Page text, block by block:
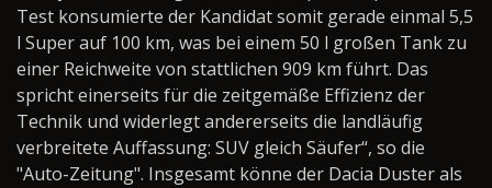
Test konsumierte der Kandidat somit gerade einmal 5,5
l Super auf 100 km, was bei einem 50 l großen Tank zu
einer Reichweite von stattlichen 909 km führt. Das
spricht einerseits für die zeitgemäße Effizienz der
Technik und widerlegt andererseits die landläufig
verbreitete Auffassung: SUV gleich Säufer“, so die
"Auto-Zeitung". Insgesamt könne der Dacia Duster als